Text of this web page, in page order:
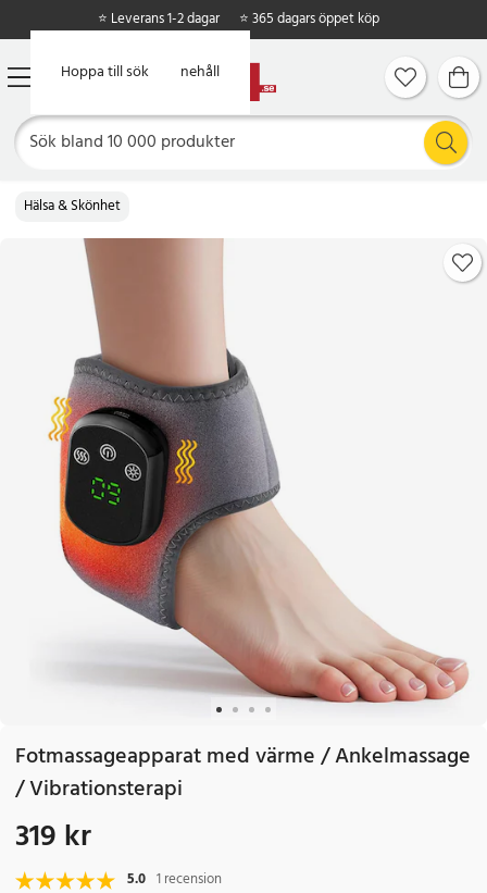
Hoppa till huvudinnehåll
Hoppa till sök
⭐ Leverans 1-2 dagar ⭐ 365 dagars öppet köp
Hälsa & Skönhet
Fotmassageapparat med värme / Ankelmassage
/ Vibrationsterapi
Pris:319 kr
319 kr
5.0 1 recension